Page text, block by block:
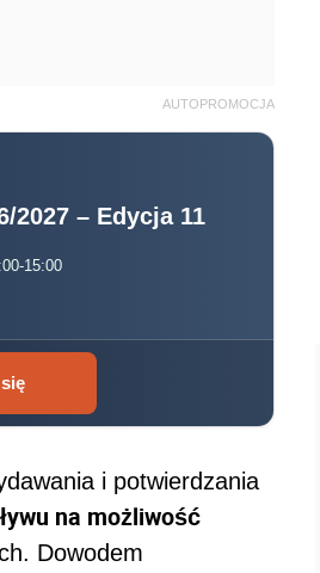
AUTOPROMOCJA
2027 – Edycja 11
15:00
i potwierdzania
na możliwość
Dowodem